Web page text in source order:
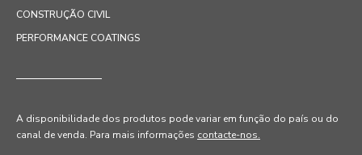
CONSTRUÇÃO CIVIL
PERFORMANCE COATINGS
A disponibilidade dos produtos pode variar em função do país ou do
canal de venda. Para mais informações contacte-nos.